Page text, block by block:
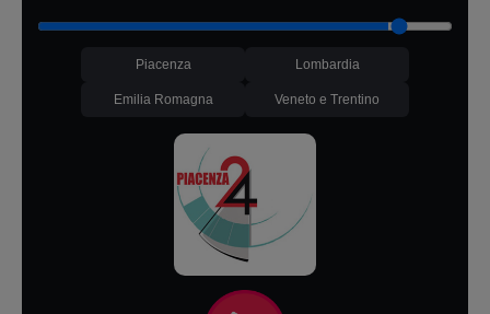
Piacenza Lombardia
Emilia Romagna Veneto e Trentino